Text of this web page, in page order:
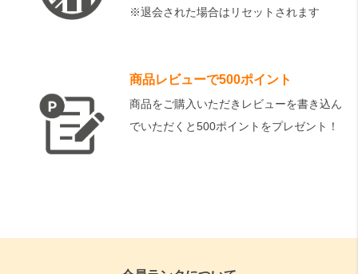
※退会された場合はリセットされます
商品レビューで500ポイント
商品をご購入いただきレビューを書き込ん
でいただくと500ポイントをプレゼント！